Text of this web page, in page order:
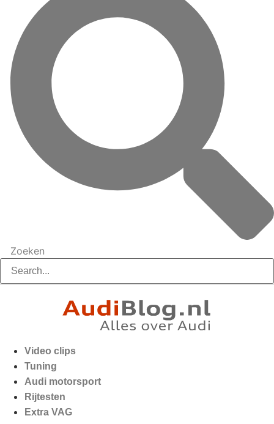
Zoeken
Video clips
Tuning
Audi motorsport
Rijtesten
Extra VAG